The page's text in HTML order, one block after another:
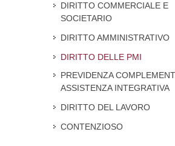
DIRITTO COMMERCIALE E
SOCIETARIO
DIRITTO AMMINISTRATIVO
DIRITTO DELLE PMI
PREVIDENZA
ASSISTENZA INTEGRATIVA
DIRITTO DEL LAVORO
CONTENZIOSO